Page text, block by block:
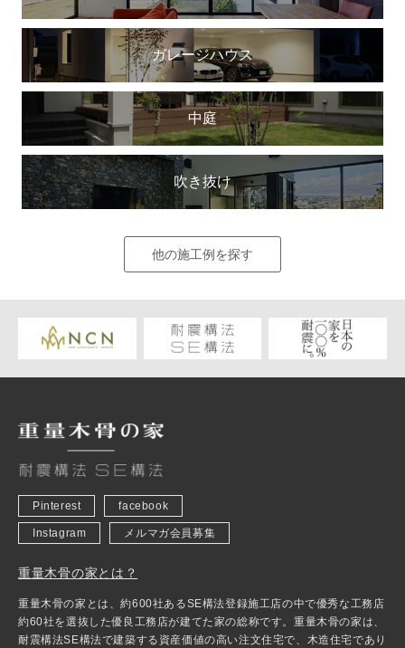
ガレージハウス
中庭
吹き抜け
他の施工例を探す
Pinterest facebook
Instagram メルマガ会員募集
重量木骨の家とは？
重量木骨の家とは、約600社あるSE構法登録施工店の中で優秀な工務店
約60社を選抜した優良工務店が建てた家の総称です。重量木骨の家は、
耐震構法SE構法で建築する資産価値の高い注文住宅で、木造住宅であり